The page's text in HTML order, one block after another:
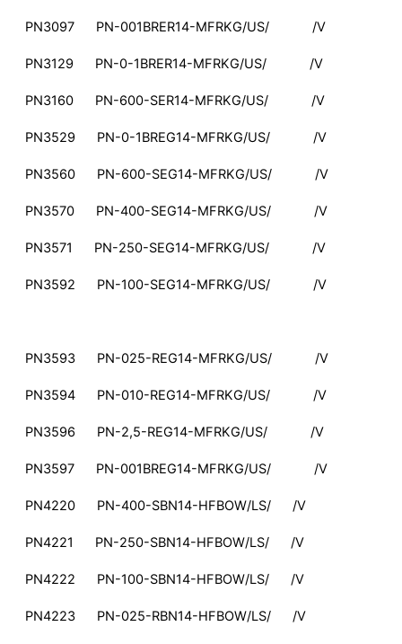
PN3097 PN-001BRER14-MFRKG/US/ /V
PN3129 PN-0-1BRER14-MFRKG/US/ /V
PN3160 PN-600-SER14-MFRKG/US/ /V
PN3529 PN-0-1BREG14-MFRKG/US/ /V
PN3560 PN-600-SEG14-MFRKG/US/ /V
PN3570 PN-400-SEG14-MFRKG/US/ /V
PN3571 PN-250-SEG14-MFRKG/US/ /V
PN3592 PN-100-SEG14-MFRKG/US/ /V
PN3593 PN-025-REG14-MFRKG/US/ /V
PN3594 PN-010-REG14-MFRKG/US/ /V
PN3596 PN-2,5-REG14-MFRKG/US/ /V
PN3597 PN-001BREG14-MFRKG/US/ /V
PN4220 PN-400-SBN14-HFBOW/LS/ /V
PN4221 PN-250-SBN14-HFBOW/LS/ /V
PN4222 PN-100-SBN14-HFBOW/LS/ /V
PN4223 PN-025-RBN14-HFBOW/LS/ /V